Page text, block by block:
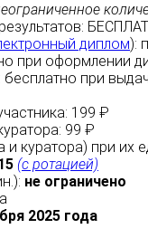
диплом):
при оформлении
бесплатно при
199 ₽
99 ₽
и куратора) при их
(с ротацией)
не ограничено
2025 года